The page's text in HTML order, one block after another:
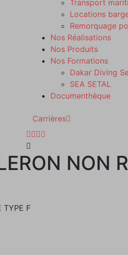
Transport
Locations
Remorquage
Nos Réalisations
Nos Produits
Nos Formations
Dakar Diving
SEA SETAL
Documenthèque
Carrières
NON
TYPE F